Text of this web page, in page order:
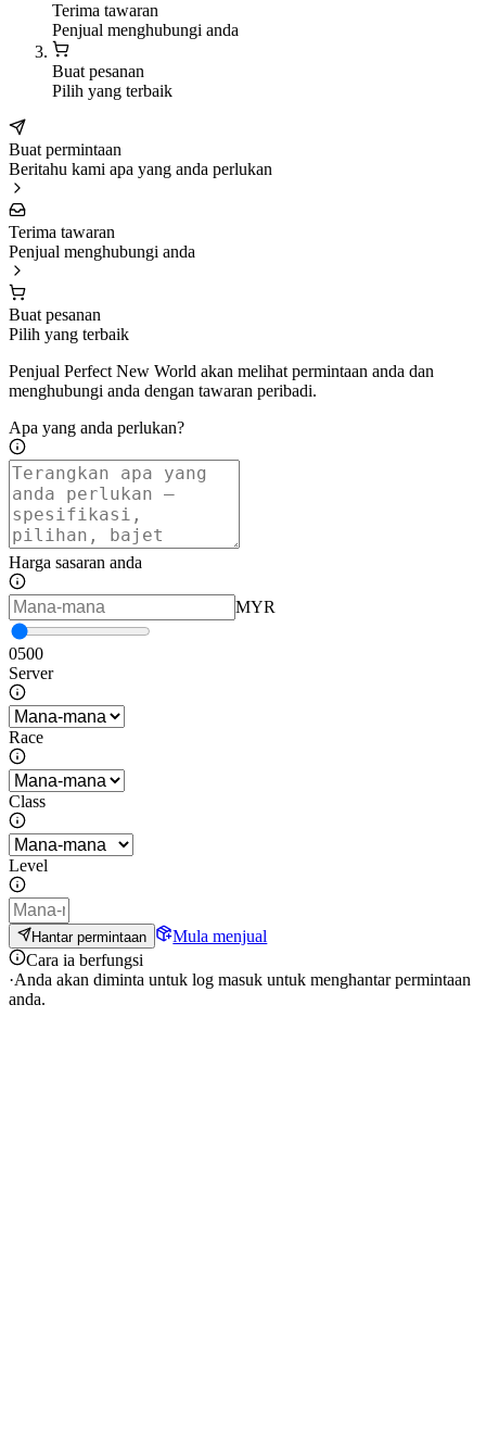
Terima tawaran
Penjual menghubungi anda
Buat pesanan
Pilih yang terbaik
Buat permintaan
Beritahu kami apa yang anda perlukan
Terima tawaran
Penjual menghubungi anda
Buat pesanan
Pilih yang terbaik
Penjual Perfect New World akan melihat permintaan anda dan
menghubungi anda dengan tawaran peribadi.
Apa yang anda perlukan?
Harga sasaran anda
MYR
0500
Server
Race
Class
Level
Hantar permintaan
Mula menjual
Cara ia berfungsi
·Anda akan diminta untuk log masuk untuk menghantar permintaan
anda.